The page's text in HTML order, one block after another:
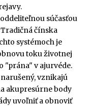
súčasťou
čínska
systémoch je
toku životnej
"prána" v ajurvéde.
vznikajú
akupresúrne body
uvoľniť a obnoviť